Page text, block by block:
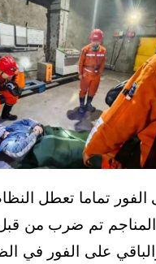
الفور تماما تعطل
تم ضرب من
على الفور في